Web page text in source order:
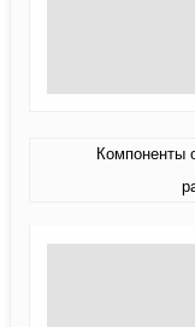
Компоненты